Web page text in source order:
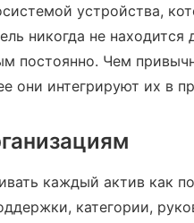
устройства,
никогда не
постоянно. Чем
они интегрируют их в
каждый актив как
категории,